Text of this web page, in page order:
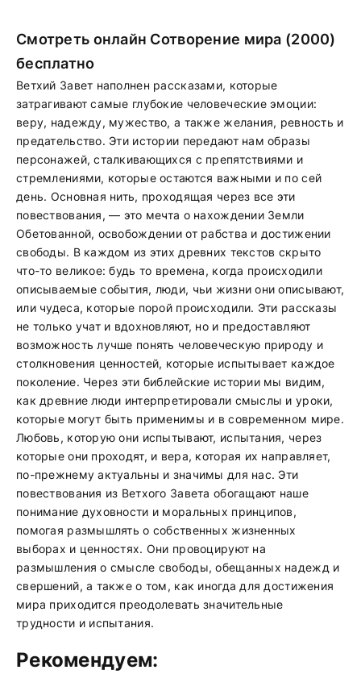
Смотреть онлайн Сотворение мира (2000)
бесплатно
Ветхий Завет наполнен рассказами, которые
затрагивают самые глубокие человеческие эмоции:
веру, надежду, мужество, а также желания, ревность и
предательство. Эти истории передают нам образы
персонажей, сталкивающихся с препятствиями и
стремлениями, которые остаются важными и по сей
день. Основная нить, проходящая через все эти
повествования, — это мечта о нахождении Земли
Обетованной, освобождении от рабства и достижении
свободы. В каждом из этих древних текстов скрыто
что-то великое: будь то времена, когда происходили
описываемые события, люди, чьи жизни они описывают,
или чудеса, которые порой происходили. Эти рассказы
не только учат и вдохновляют, но и предоставляют
возможность лучше понять человеческую природу и
столкновения ценностей, которые испытывает каждое
поколение. Через эти библейские истории мы видим,
как древние люди интерпретировали смыслы и уроки,
которые могут быть применимы и в современном мире.
Любовь, которую они испытывают, испытания, через
которые они проходят, и вера, которая их направляет,
по-прежнему актуальны и значимы для нас. Эти
повествования из Ветхого Завета обогащают наше
понимание духовности и моральных принципов,
помогая размышлять о собственных жизненных
выборах и ценностях. Они провоцируют на
размышления о смысле свободы, обещанных надежд и
свершений, а также о том, как иногда для достижения
мира приходится преодолевать значительные
трудности и испытания.
Рекомендуем: